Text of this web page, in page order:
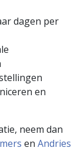
dagen per
en
neem dan
en Andries